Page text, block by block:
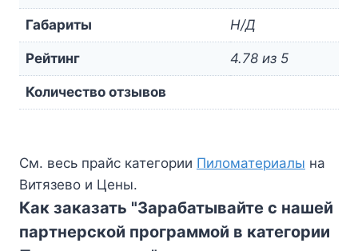
Габариты Н/Д
Рейтинг 4.78 из 5
Количество отзывов
См. весь прайс категории Пиломатериалы на
Витязево и Цены.
Как заказать "Зарабатывайте с нашей
партнерской программой в категории